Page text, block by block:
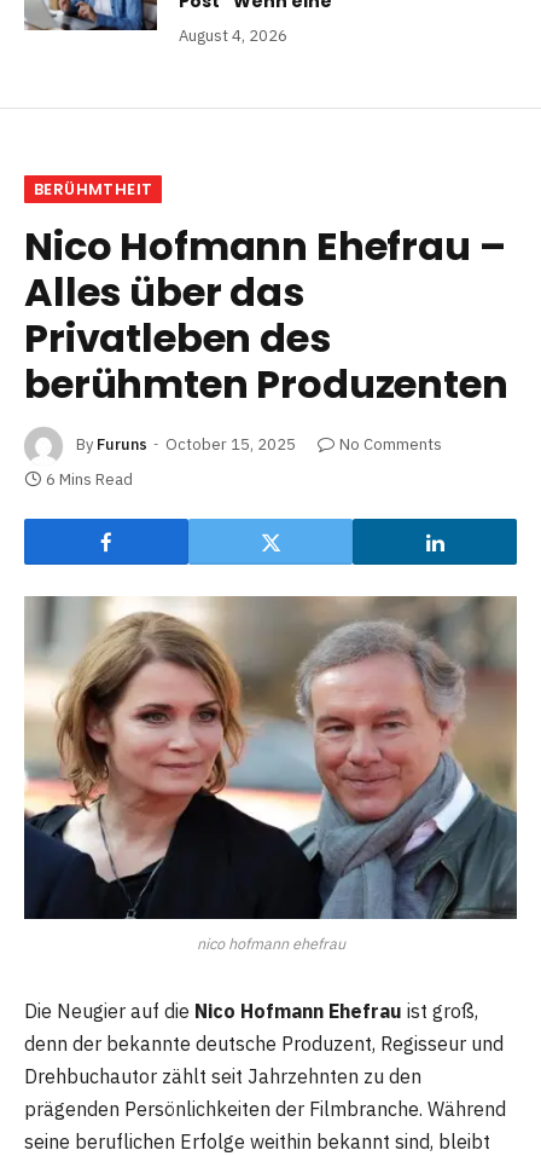
August 4, 2026
BERÜHMTHEIT
Nico Hofmann Ehefrau –
Alles über das
Privatleben des
berühmten Produzenten
By Furuns October 15, 2025
No Comments
6 Mins Read
nico hofmann ehefrau
Die Neugier auf die Nico Hofmann Ehefrau ist groß,
denn der bekannte deutsche Produzent, Regisseur und
Drehbuchautor zählt seit Jahrzehnten zu den
prägenden Persönlichkeiten der Filmbranche. Während
seine beruflichen Erfolge weithin bekannt sind, bleibt